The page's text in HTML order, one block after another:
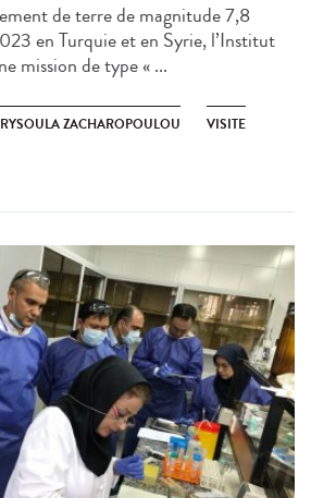
de terre de magnitude 7,8
en Turquie et en Syrie, l’Institut
mission de type « ...
ZACHAROPOULOU VISITE